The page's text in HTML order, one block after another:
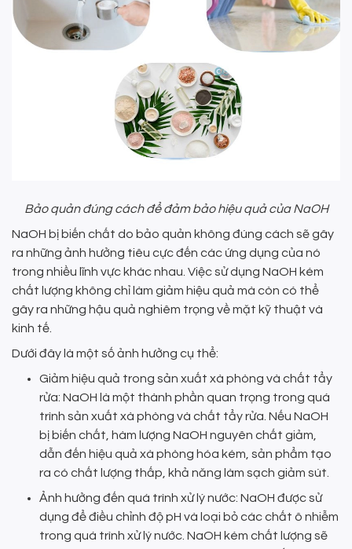
Bảo quản đúng cách để đảm bảo hiệu quả của NaOH
NaOH bị biến chất do bảo quản không đúng cách sẽ gây
ra những ảnh hưởng tiêu cực đến các ứng dụng của nó
trong nhiều lĩnh vực khác nhau. Việc sử dụng NaOH kém
chất lượng không chỉ làm giảm hiệu quả mà còn có thể
gây ra những hậu quả nghiêm trọng về mặt kỹ thuật và
kinh tế.
Dưới đây là một số ảnh hưởng cụ thể:
Giảm hiệu quả trong sản xuất xà phòng và chất tẩy
rửa: NaOH là một thành phần quan trọng trong quá
trình sản xuất xà phòng và chất tẩy rửa. Nếu NaOH
bị biến chất, hàm lượng NaOH nguyên chất giảm,
dẫn đến hiệu quả xà phòng hóa kém, sản phẩm tạo
ra có chất lượng thấp, khả năng làm sạch giảm sút.
Ảnh hưởng đến quá trình xử lý nước: NaOH được sử
dụng để điều chỉnh độ pH và loại bỏ các chất ô nhiễm
trong quá trình xử lý nước. NaOH kém chất lượng sẽ